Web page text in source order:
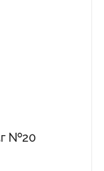
№20